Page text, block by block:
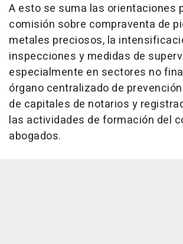
A esto se suma las orientaciones
comisión sobre compraventa de
metales preciosos, la
inspecciones y medidas de
especialmente en sectores no
órgano centralizado de
de capitales de notarios y
las actividades de formación del
abogados.